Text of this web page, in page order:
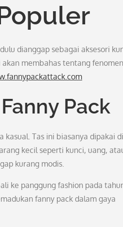
dianggap sebagai aksesori
membahas tentang
Pack
kasual. Tas ini biasanya dipakai di
kecil seperti kunci, uang,
kurang modis.
ke panggung fashion pada
fanny pack dalam gaya